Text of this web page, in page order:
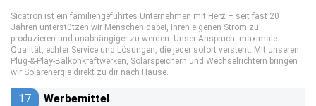
Sicatron ist ein familiengeführtes Unternehmen mit Herz – seit fast 20
Jahren unterstützen wir Menschen dabei, ihren eigenen Strom zu
produzieren und unabhängiger zu werden. Unser Anspruch: maximale
Qualität, echter Service und Lösungen, die jeder sofort versteht. Mit unseren
Plug-&-Play-Balkonkraftwerken, Solarspeichern und Wechselrichtern bringen
wir Solarenergie direkt zu dir nach Hause.
17 Werbemittel